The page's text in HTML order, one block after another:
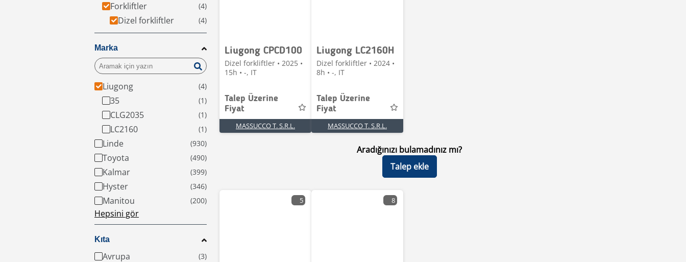
Forkliftler
Dizel forkliftler
Marka
Liugong
35
CLG2035
LC2160
Linde
Toyota
Kalmar
Hyster
Manitou
Hepsini gör
Kıta
Avrupa
Liugong CPCD100
Dizel forkliftler • 2025 •
15h • -, IT
Talep Üzerine
Fiyat
MASSUCCO T. S.R.L.
Liugong LC2160H
Dizel forkliftler • 2024 •
8h • -, IT
Talep Üzerine
Fiyat
MASSUCCO T. S.R.L.
Aradığınızı bulamadınız mı?
Talep ekle
5 8